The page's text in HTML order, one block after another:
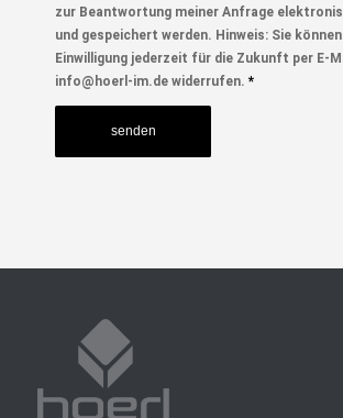
zur Beantwortung meiner Anfrage
und gespeichert werden. Hinweis: Sie
Einwilligung jederzeit für die Zukunft per E-
info@hoerl-im.de widerrufen. *